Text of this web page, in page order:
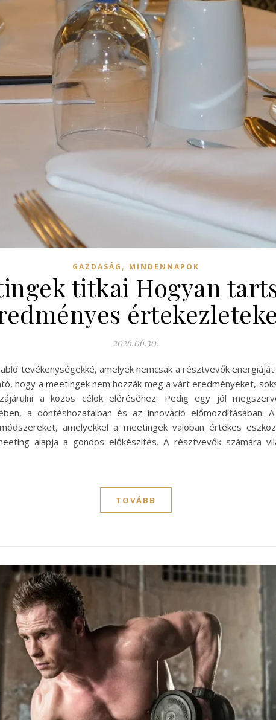
GAZDASÁG , MINDENNAPOK
titkai Hogyan
2026.06.30.
tevékenységekké, amelyek nemcsak a résztvevők
hogy a meetingek nem hozzák meg a várt eredményeket,
a közös célok eléréséhez. Pedig egy jól
a döntéshozatalban és az innováció előmozdításában.
amelyekkel a meetingek valóban értékes
alapja a gondos előkészítés. A résztvevők számára
TOVÁBB